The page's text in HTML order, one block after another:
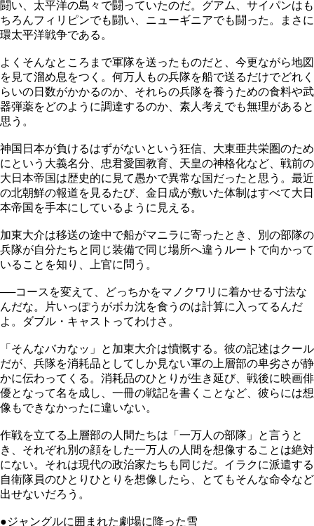
闘い、太平洋の島々で闘っていたのだ。グアム、サイパンはも
ちろんフィリピンでも闘い、ニューギニアでも闘った。まさに
環太平洋戦争である。
よくそんなところまで軍隊を送ったものだと、今更ながら地図
を見て溜め息をつく。何万人もの兵隊を船で送るだけでどれく
らいの日数がかかるのか、それらの兵隊を養うための食料や武
器弾薬をどのように調達するのか、素人考えでも無理があると
思う。
神国日本が負けるはずがないという狂信、大東亜共栄圏のため
にという大義名分、忠君愛国教育、天皇の神格化など、戦前の
大日本帝国は歴史的に見て愚かで異常な国だったと思う。最近
の北朝鮮の報道を見るたび、金日成が敷いた体制はすべて大日
本帝国を手本にしているように見える。
加東大介は移送の途中で船がマニラに寄ったとき、別の部隊の
兵隊が自分たちと同じ装備で同じ場所へ違うルートで向かって
いることを知り、上官に問う。
──コースを変えて、どっちかをマノクワリに着かせる寸法な
んだな。片いっぽうがボカ沈を食うのは計算に入ってるんだ
よ。ダブル・キャストってわけさ。
「そんなバカなッ」と加東大介は憤慨する。彼の記述はクール
だが、兵隊を消耗品としてしか見ない軍の上層部の卑劣さが静
かに伝わってくる。消耗品のひとりが生き延び、戦後に映画俳
優となって名を成し、一冊の戦記を書くことなど、彼らには想
像もできなかったに違いない。
作戦を立てる上層部の人間たちは「一万人の部隊」と言うと
き、それぞれ別の顔をした一万人の人間を想像することは絶対
にない。それは現代の政治家たちも同じだ。イラクに派遣する
自衛隊員のひとりひとりを想像したら、とてもそんな命令など
出せないだろう。
●ジャングルに囲まれた劇場に降った雪